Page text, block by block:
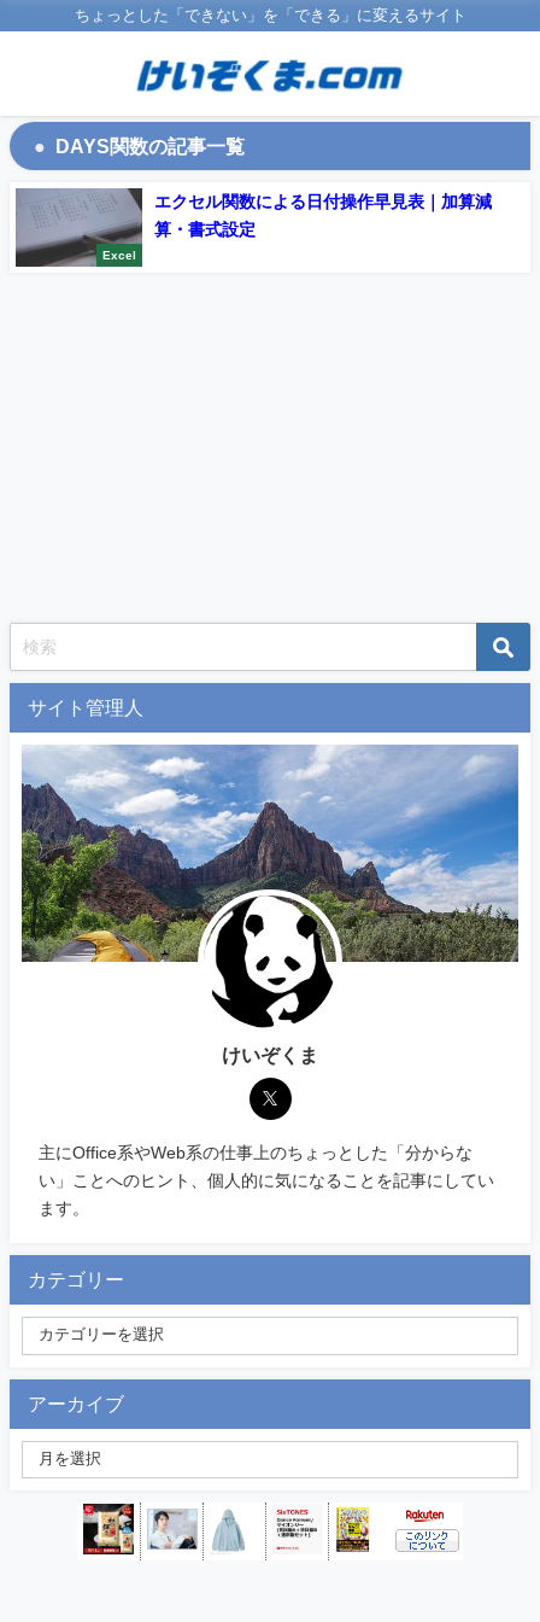
ちょっとした「できない」を「できる」に変えるサイト
DAYS関数の記事一覧
Excel
エクセル関数による日付操作早見表｜加算減
算・書式設定
サイト管理人
けいぞくま
主にOffice系やWeb系の仕事上のちょっとした「分からな
い」ことへのヒント、個人的に気になることを記事にしてい
ます。
カテゴリー
アーカイブ